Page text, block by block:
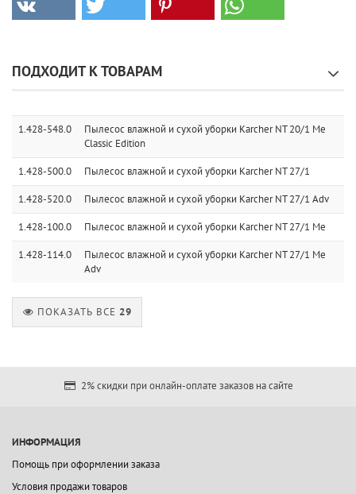
ПОДХОДИТ К ТОВАРАМ
1.428-548.0
Пылесос влажной и сухой уборки Karcher NT 20/1 Me
Classic Edition
1.428-500.0 Пылесос влажной и сухой уборки Karcher NT 27/1
1.428-520.0 Пылесос влажной и сухой уборки Karcher NT 27/1 Adv
1.428-100.0 Пылесос влажной и сухой уборки Karcher NT 27/1 Me
1.428-114.0
Пылесос влажной и сухой уборки Karcher NT 27/1 Me
Adv
ПОКАЗАТЬ ВСЕ 29
2% скидки при онлайн-оплате заказов на сайте
ИНФОРМАЦИЯ
Помощь при оформлении заказа
Условия продажи товаров